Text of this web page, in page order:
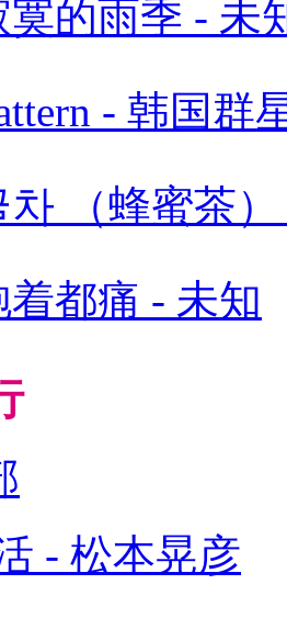
寞的雨季 - 未
- 韩国群
차 （蜂蜜茶
着都痛 - 未知
- 松本晃彦